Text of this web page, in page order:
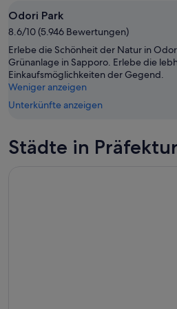
Odori Park
8.6/10 (5.946 Bewertungen)
Erlebe die Schönheit der Natur in
Grünanlage in Sapporo. Erlebe die
Einkaufsmöglichkeiten der Gegend.
Weniger anzeigen
Unterkünfte anzeigen
Städte in